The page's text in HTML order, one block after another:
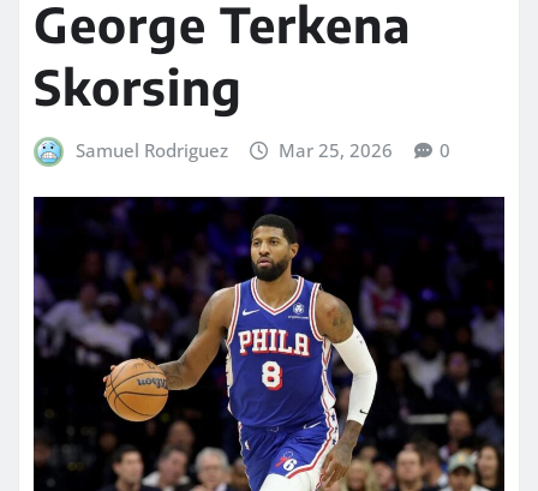
George Terkena
Skorsing
Samuel Rodriguez Mar 25, 2026 0